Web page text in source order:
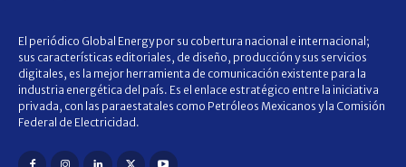
El periódico Global Energy por su cobertura nacional e internacional;
sus características editoriales, de diseño, producción y sus servicios
digitales, es la mejor herramienta de comunicación existente para la
industria energética del país. Es el enlace estratégico entre la iniciativa
privada, con las paraestatales como Petróleos Mexicanos y la Comisión
Federal de Electricidad.